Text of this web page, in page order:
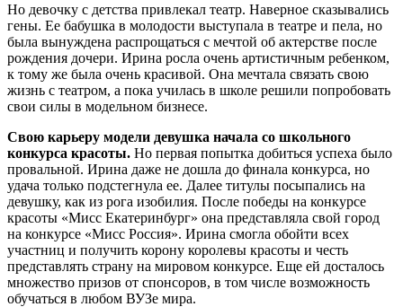
Но девочку с детства привлекал театр. Наверное сказывались
гены. Ее бабушка в молодости выступала в театре и пела, но
была вынуждена распрощаться с мечтой об актерстве после
рождения дочери. Ирина росла очень артистичным ребенком,
к тому же была очень красивой. Она мечтала связать свою
жизнь с театром, а пока училась в школе решили попробовать
свои силы в модельном бизнесе.
Свою карьеру модели девушка начала со школьного
конкурса красоты. Но первая попытка добиться успеха было
провальной. Ирина даже не дошла до финала конкурса, но
удача только подстегнула ее. Далее титулы посыпались на
девушку, как из рога изобилия. После победы на конкурсе
красоты «Мисс Екатеринбург» она представляла свой город
на конкурсе «Мисс Россия». Ирина смогла обойти всех
участниц и получить корону королевы красоты и честь
представлять страну на мировом конкурсе. Еще ей досталось
множество призов от спонсоров, в том числе возможность
обучаться в любом ВУЗе мира.